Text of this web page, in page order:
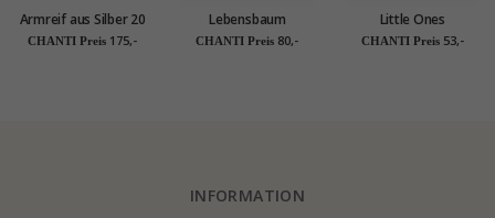
Armreif aus Silber 20
cm x 4,0 mm
CHANTI Preis 175,-
Lebensbaum
Armband aus
CHANTI Preis 80,-
Little Ones
Kinderarmband aus
CHANTI Preis 53,-
INFORMATION